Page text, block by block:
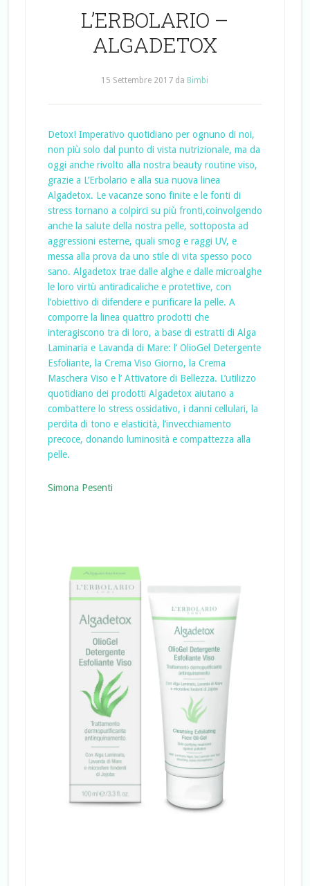
L’ERBOLARIO –
ALGADETOX
15 Settembre 2017 da Bimbi
Detox! Imperativo quotidiano per ognuno di noi,
non più solo dal punto di vista nutrizionale, ma da
oggi anche rivolto alla nostra beauty routine viso,
grazie a L’Erbolario e alla sua nuova linea
Algadetox. Le vacanze sono finite e le fonti di
stress tornano a colpirci su più fronti,coinvolgendo
anche la salute della nostra pelle, sottoposta ad
aggressioni esterne, quali smog e raggi UV, e
messa alla prova da uno stile di vita spesso poco
sano. Algadetox trae dalle alghe e dalle microalghe
le loro virtù antiradicaliche e protettive, con
l’obiettivo di difendere e purificare la pelle. A
comporre la linea quattro prodotti che
interagiscono tra di loro, a base di estratti di Alga
Laminaria e Lavanda di Mare: l’ OlioGel Detergente
Esfoliante, la Crema Viso Giorno, la Crema
Maschera Viso e l’ Attivatore di Bellezza. L’utilizzo
quotidiano dei prodotti Algadetox aiutano a
combattere lo stress ossidativo, i danni cellulari, la
perdita di tono e elasticità, l’invecchiamento
precoce, donando luminosità e compattezza alla
pelle.
Simona Pesenti